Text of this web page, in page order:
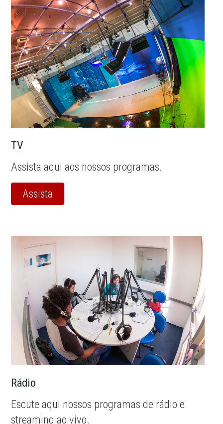
TV
Assista aqui aos nossos programas.
Assista
Rádio
Escute aqui nossos programas de rádio e
streaming ao vivo.